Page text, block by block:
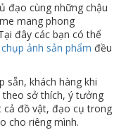
đạo cùng những chậu
mang phong
đây các bạn có thể
chụp ảnh sản phẩm đều
sẵn, khách hàng khi
sở thích, ý tưởng
cả đồ vật, đạo cụ trong
cho riêng mình.